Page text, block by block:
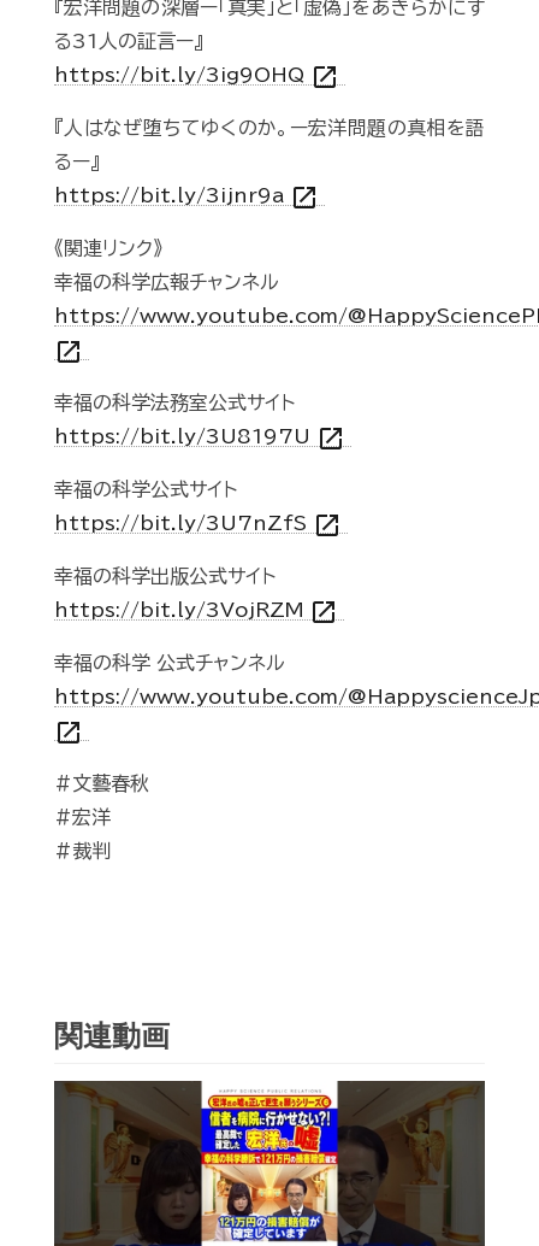
『宏洋問題の深層ー「真実」と「虚偽」をあきらかにす
る31人の証言ー』
https://bit.ly/3ig9OHQ open_in_new
『人はなぜ堕ちてゆくのか。ー宏洋問題の真相を語
るー』
https://bit.ly/3ijnr9a open_in_new
《関連リンク》
幸福の科学広報チャンネル
https://www.youtube.com/
open_in_new
幸福の科学法務室公式サイト
https://bit.ly/3U8197U open_in_new
幸福の科学公式サイト
https://bit.ly/3U7nZfS open_in_new
幸福の科学出版公式サイト
https://bit.ly/3VojRZM open_in_new
幸福の科学 公式チャンネル
https://www.youtube.com/
open_in_new
#文藝春秋
#宏洋
#裁判
関連動画